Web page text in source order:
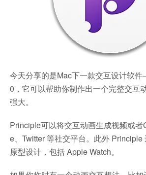
今天分享的是Mac下一款交互设计软
0，它可以帮助你制作出一个完整交互
强大。
Principle可以将交互动画生成视频或
e、Twitter 等社交平台。此外 Principle
原型设计，包括 Apple Watch。